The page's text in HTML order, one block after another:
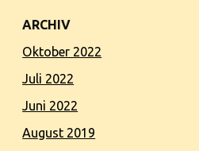
ARCHIV
Oktober 2022
Juli 2022
Juni 2022
August 2019